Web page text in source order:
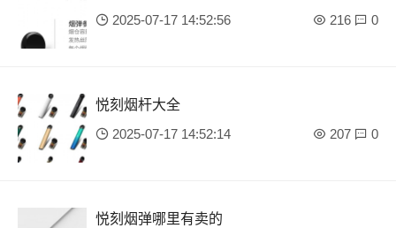
2025-07-17 14:52:56
216 0
悦刻烟杆大全
2025-07-17 14:52:14
207 0
悦刻烟弹哪里有卖的